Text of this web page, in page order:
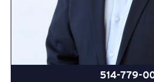
514-779-